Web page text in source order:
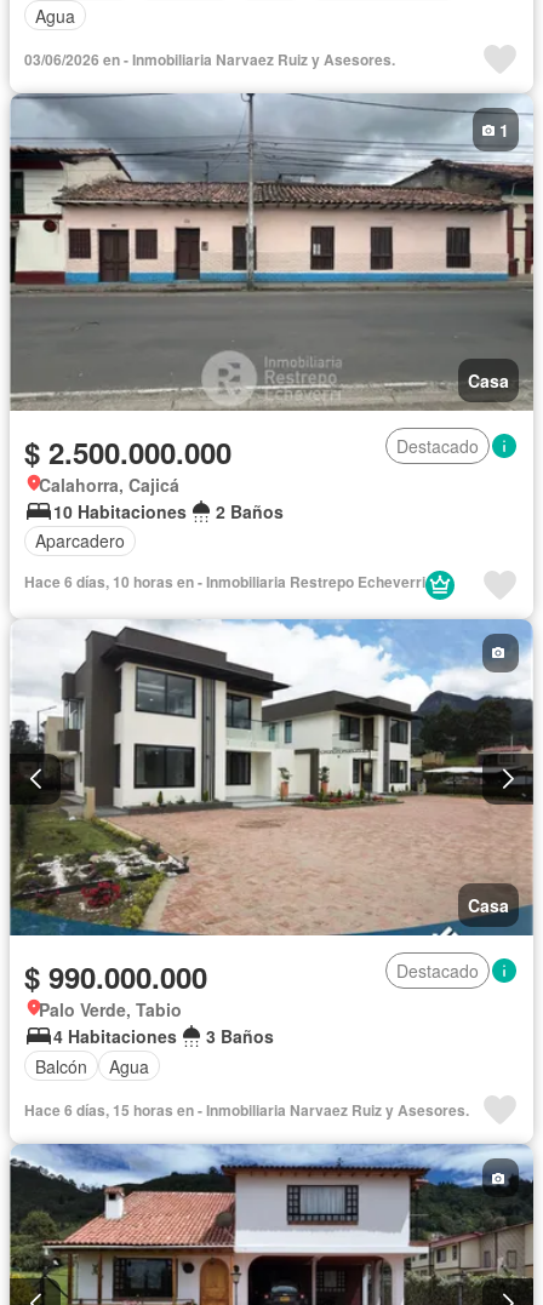
Agua
03/06/2026 en - Inmobiliaria Narvaez Ruiz y Asesores.
Casa
1
$ 2.500.000.000
Destacado
Calahorra, Cajicá
10 Habitaciones
2 Baños
Aparcadero
Hace 6 días, 10 horas en - Inmobiliaria Restrepo Echeverri
Casa
$ 990.000.000
Destacado
Palo Verde, Tabio
4 Habitaciones
3 Baños
Balcón
Agua
Hace 6 días, 15 horas en - Inmobiliaria Narvaez Ruiz y Asesores.